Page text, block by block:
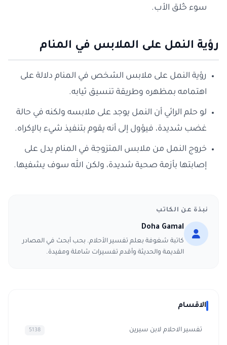
سوء خُلق الأب.
رؤية النمل على الملابس في المنام
رؤية النمل على ملابس الشخص في المنام دلالة على
اهتمامه بمظهره وطريقة تنسيق ثيابه.
لو حلم الرائي أن النمل يوجد على ملابسه ولكنه في حالة
غضب شديدة، فيؤول إلى أنه يقوم بتنفيذ شيء بالإكراه.
خروج النمل من ملابس المتزوجة في المنام يدل على
إصابتها بأزمة صحية شديدة، ولكن الله سوف يشفيها.
نبذة عن الكاتب
Doha Gamal
كاتبة شغوفة بعلم تفسير الأحلام. بحب أبحث في المصادر
القديمة والحديثة وأقدم تفسيرات شاملة ومفيدة.
الاقسام
تفسير الاحلام لابن سيرين 5138